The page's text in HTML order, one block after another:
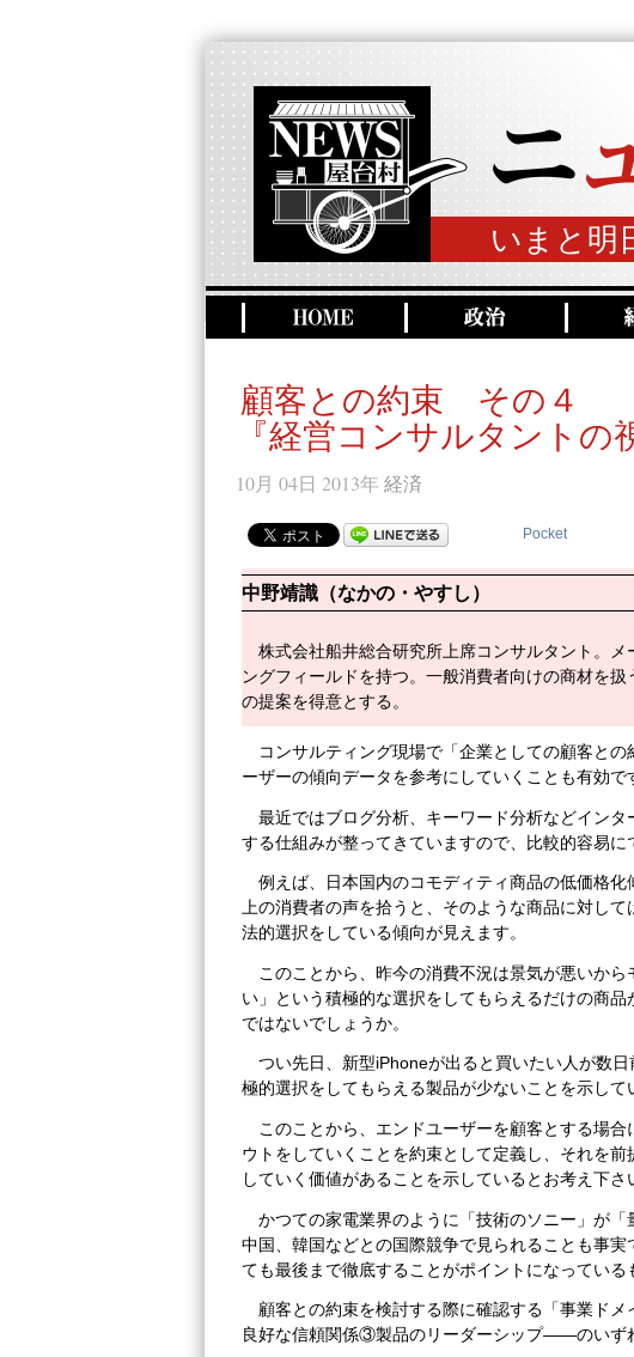
いまと明
顧客との約束 その４
『経営コンサルタントの
10月 04日 2013年 経済
Pocket
中野靖識（なかの・やすし）
株式会社船井総合研究所上席コンサルタント。
ングフィールドを持つ。一般消費者向けの商材を
の提案を得意とする。
コンサルティング現場で「企業としての顧客と
ーザーの傾向データを参考にしていくことも有効で
最近ではブログ分析、キーワード分析などイン
する仕組みが整ってきていますので、比較的容易に
例えば、日本国内のコモディティ商品の低価格
上の消費者の声を拾うと、そのような商品に対し
法的選択をしている傾向が見えます。
このことから、昨今の消費不況は景気が悪いか
い」という積極的な選択をしてもらえるだけの商
ではないでしょうか。
つい先日、新型iPhoneが出ると買いたい人が数
極的選択をしてもらえる製品が少ないことを示して
このことから、エンドユーザーを顧客とする場
ウトをしていくことを約束として定義し、それを
していく価値があることを示しているとお考え下さ
かつての家電業界のように「技術のソニー」が
中国、韓国などとの国際競争で見られることも事
ても最後まで徹底することがポイントになっている
顧客との約束を検討する際に確認する「事業ド
良好な信頼関係③製品のリーダーシップ――のいず